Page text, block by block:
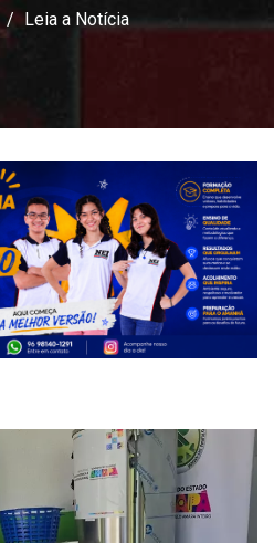
Leia a Notícia